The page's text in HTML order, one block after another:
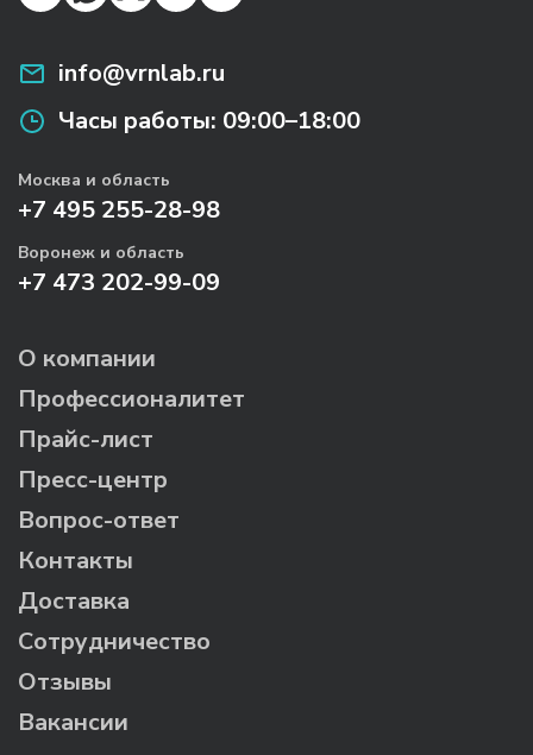
info@vrnlab.ru
Часы работы: 09:00–18:00
Москва и область
+7 495 255-28-98
Воронеж и область
+7 473 202-99-09
О компании
Профессионалитет
Прайс-лист
Пресс-центр
Вопрос-ответ
Контакты
Доставка
Сотрудничество
Отзывы
Вакансии